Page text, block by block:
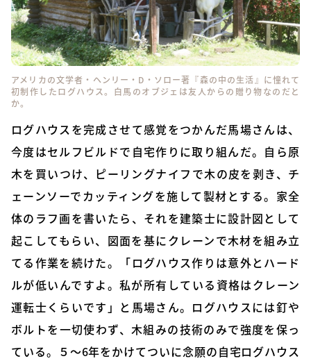
アメリカの文学者・ヘンリー・D・ソロー著『森の中の生活』に憧れて
初制作したログハウス。白馬のオブジェは友人からの贈り物なのだと
か。
ログハウスを完成させて感覚をつかんだ馬場さんは、
今度はセルフビルドで自宅作りに取り組んだ。自ら原
木を買いつけ、ピーリングナイフで木の皮を剥き、チ
ェーンソーでカッティングを施して製材とする。家全
体のラフ画を書いたら、それを建築士に設計図として
起こしてもらい、図面を基にクレーンで木材を組み立
てる作業を続けた。「ログハウス作りは意外とハード
ルが低いんですよ。私が所有している資格はクレーン
運転士くらいです」と馬場さん。ログハウスには釘や
ボルトを一切使わず、木組みの技術のみで強度を保っ
ている。５～6年をかけてついに念願の自宅ログハウス